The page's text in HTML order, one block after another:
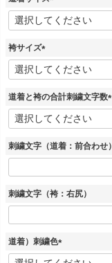
(
必
袴サイズ
(
必
)
道着と袴の合計刺繍文字数
(
)
刺繍文字（道着：前合わせ）
刺繍文字（袴：右尻）
道着）刺繍色
(